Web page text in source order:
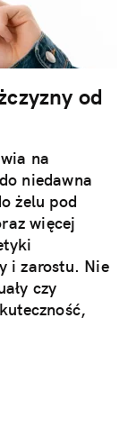
od
na
niedawna
żelu pod
więcej
i zarostu. Nie
czy
dodatkiem –
o siebie,
czy zdrowa